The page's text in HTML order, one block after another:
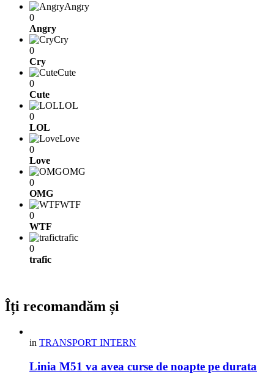
Angry
0
Angry
Cry
0
Cry
Cute
0
Cute
LOL
0
LOL
Love
0
Love
OMG
0
OMG
WTF
0
WTF
trafic
0
trafic
Îți recomandăm și
in TRANSPORT INTERN
Linia M51 va avea curse de noapte pe durata